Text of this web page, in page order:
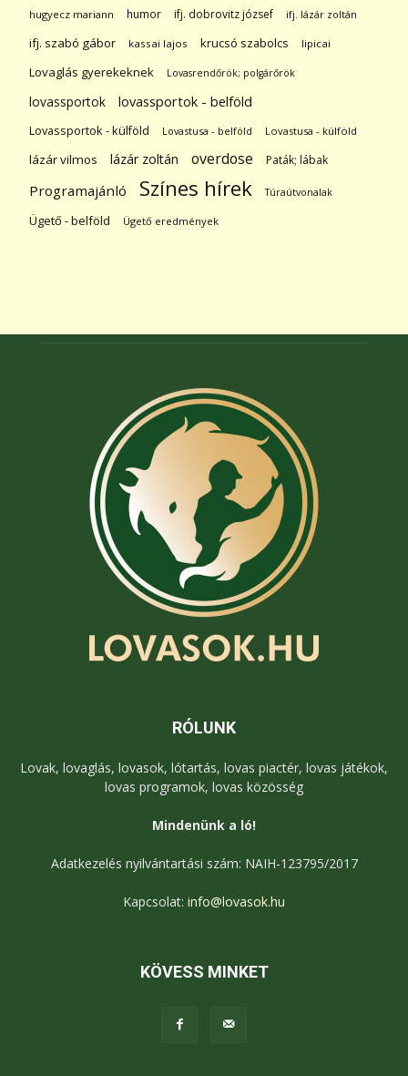
hugyecz mariann humor ifj. dobrovitz józsef ifj. lázár zoltán
ifj. szabó gábor kassai lajos krucsó szabolcs lipicai
Lovaglás gyerekeknek Lovasrendőrök; polgárőrök
lovassportok lovassportok - belföld
Lovassportok - külföld Lovastusa - belföld Lovastusa - külföld
lázár vilmos lázár zoltán overdose Paták; lábak
Programajánló Színes hírek Túraútvonalak
Ügető - belföld Ügető eredmények
RÓLUNK
Lovak, lovaglás, lovasok, lótartás, lovas piactér, lovas játékok,
lovas programok, lovas közösség
Mindenünk a ló!
Adatkezelés nyilvántartási szám: NAIH-123795/2017
Kapcsolat: info@lovasok.hu
KÖVESS MINKET